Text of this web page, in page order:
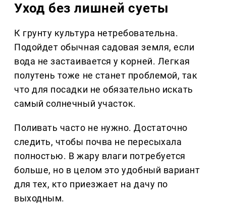
Уход без лишней суеты
К грунту культура нетребовательна.
Подойдет обычная садовая земля, если
вода не застаивается у корней. Легкая
полутень тоже не станет проблемой, так
что для посадки не обязательно искать
самый солнечный участок.
Поливать часто не нужно. Достаточно
следить, чтобы почва не пересыхала
полностью. В жару влаги потребуется
больше, но в целом это удобный вариант
для тех, кто приезжает на дачу по
выходным.